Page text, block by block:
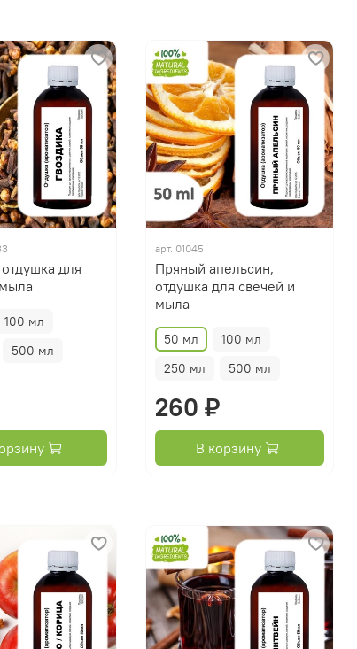
отдушка для
100 мл
500 мл
арт. 01045
Пряный апельсин,
отдушка для свечей и
мыла
50 мл
100 мл
250 мл
500 мл
260 ₽
В корзину